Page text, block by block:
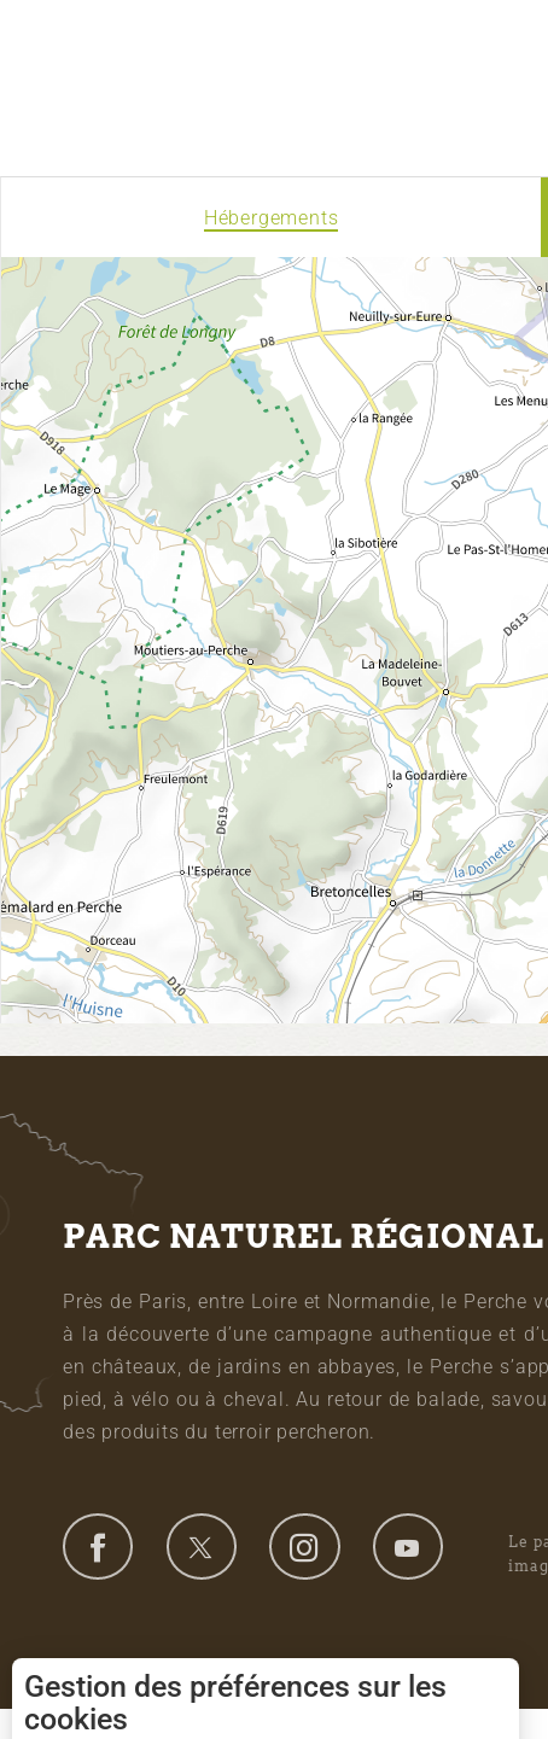
Hébergements
PARC NATUREL RÉGIONAL
Près de Paris, entre Loire et Normandie, le Perche
à la découverte d’une campagne authentique et
en châteaux, de jardins en abbayes, le Perche
pied, à vélo ou à cheval. Au retour de balade,
des produits du terroir percheron.
Le
Gestion des préférences sur les
cookies